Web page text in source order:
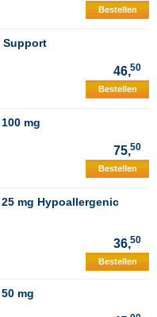
Bestellen
Support
46,50
Bestellen
mg
75,50
Bestellen
mg Hypoallergenic
36,50
Bestellen
mg